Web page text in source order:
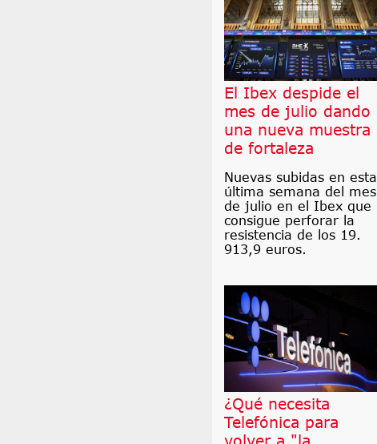
El Ibex despide el
mes de julio dando
una nueva muestra
de fortaleza
Nuevas subidas en esta
última semana del mes
de julio en el Ibex que
consigue perforar la
resistencia de los 19.
913,9 euros.
¿Qué necesita
Telefónica para